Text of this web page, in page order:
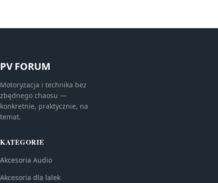
PV FORUM
Motoryzacja i technika bez
zbędnego chaosu —
konkretnie, praktycznie, na
temat.
KATEGORIE
Akcesoria Audio
Akcesoria dla lalek